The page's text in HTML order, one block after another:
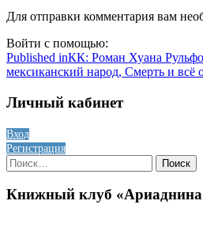
Для отправки комментария вам
Войти с помощью:
Навигация
по
записям
Published inКК: Роман Хуана
мексиканский народ, Смерть и всё
Личный кабинет
Вход
Регистрация
Найти:
Книжный клуб «Ариаднина